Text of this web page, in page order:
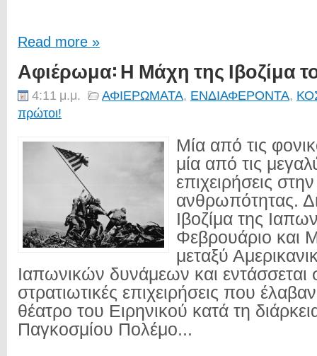
Read more »
Αφιέρωμα: Η Μάχη της Ιβοζίμα
4:11 μ.μ. ΑΦΙΕΡΩΜΑΤΑ, ΕΝΔΙΑΦΕΡΟΝΤΑ,
πρώτοι!
Μία από τις
μία από τις
επιχειρήσεις
ανθρωπότητας.
Ιβοζίμα της
Φεβρουάριο και
μεταξύ
Ιαπωνικών δυνάμεων και εντάσσεται
στρατιωτικές επιχειρήσεις που
θέατρο του Ειρηνικού κατά τη
Παγκοσμίου Πολέμο...